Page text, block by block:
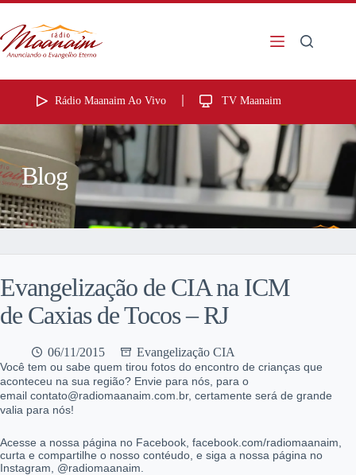
Rádio Maanaim Ao Vivo TV Maanaim
Blog
Evangelização de CIA na ICM
de Caxias de Tocos – RJ
06/11/2015 Evangelização CIA
Você tem ou sabe quem tirou fotos do encontro de crianças que
aconteceu na sua região? Envie para nós, para o
email contato@radiomaanaim.com.br, certamente será de grande
valia para nós!
Acesse a nossa página no Facebook, facebook.com/radiomaanaim,
curta e compartilhe o nosso contéudo, e siga a nossa página no
Instagram, @radiomaanaim.